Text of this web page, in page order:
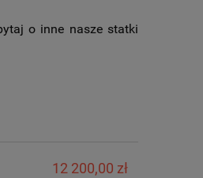
o inne nasze statki
12 200,00 zł